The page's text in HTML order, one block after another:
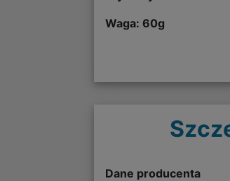
Waga: 60g
Dane producenta